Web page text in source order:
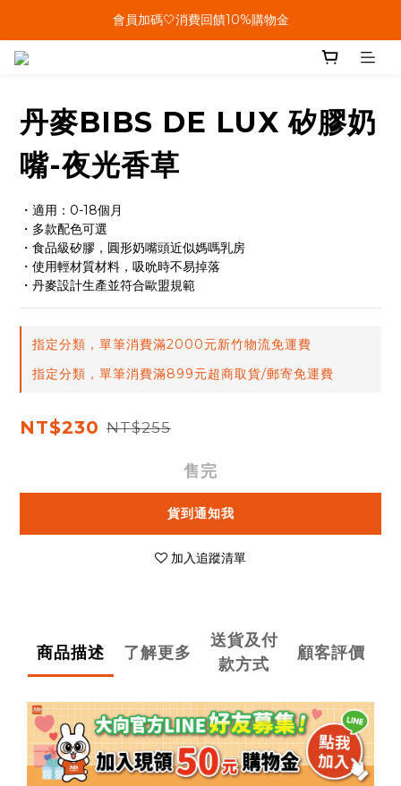
單筆結帳金額滿899🤍超取/郵寄免運費
會員加碼🤍消費回饋10%購物金
丹麥BIBS DE LUX 矽膠奶
嘴-夜光香草
・適用：0-18個月
・多款配色可選
・食品級矽膠，圓形奶嘴頭近似媽嗎乳房
・使用輕材質材料，吸吮時不易掉落
・丹麥設計生產並符合歐盟規範
指定分類，單筆消費滿2000元新竹物流免運費
指定分類，單筆消費滿899元超商取貨/郵寄免運費
NT$230 NT$255
售完
貨到通知我
加入追蹤清單
商品描述 了解更多
送貨及付
款方式
顧客評價